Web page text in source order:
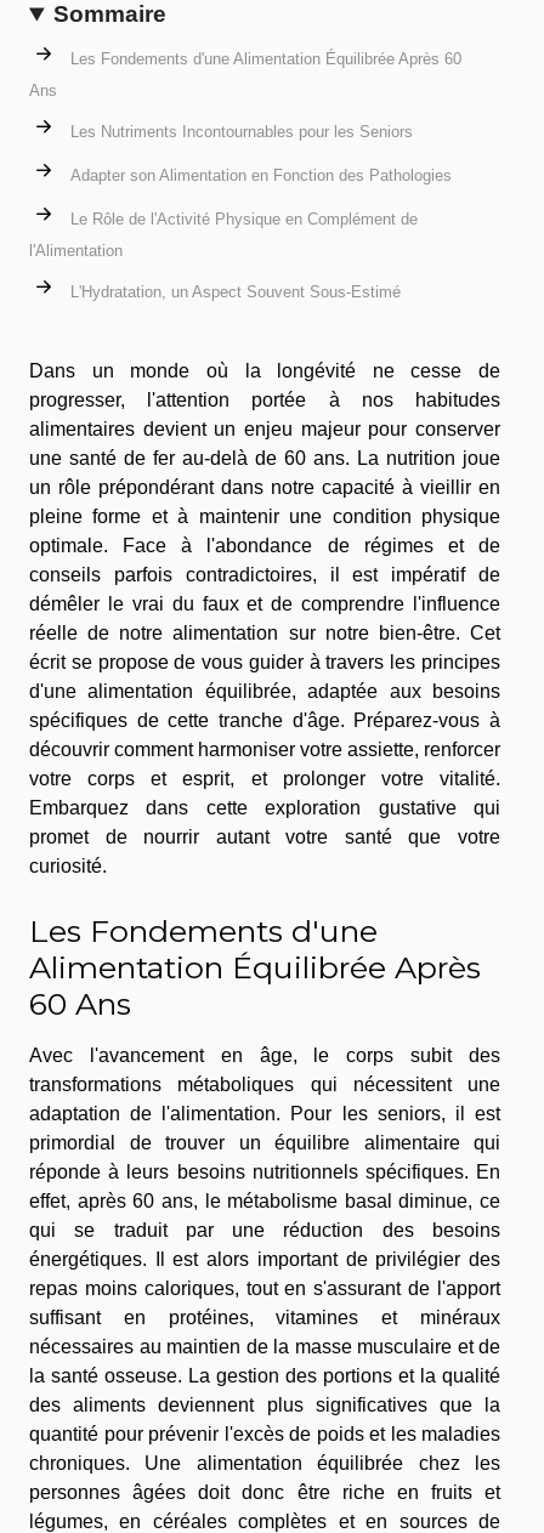
Sommaire
Les Fondements d'une Alimentation Équilibrée Après 60
Ans
Les Nutriments Incontournables pour les Seniors
Adapter son Alimentation en Fonction des Pathologies
Le Rôle de l'Activité Physique en Complément de
l'Alimentation
L'Hydratation, un Aspect Souvent Sous-Estimé
Dans un monde où la longévité ne cesse de
progresser, l'attention portée à nos habitudes
alimentaires devient un enjeu majeur pour conserver
une santé de fer au-delà de 60 ans. La nutrition joue
un rôle prépondérant dans notre capacité à vieillir en
pleine forme et à maintenir une condition physique
optimale. Face à l'abondance de régimes et de
conseils parfois contradictoires, il est impératif de
démêler le vrai du faux et de comprendre l'influence
réelle de notre alimentation sur notre bien-être. Cet
écrit se propose de vous guider à travers les principes
d'une alimentation équilibrée, adaptée aux besoins
spécifiques de cette tranche d'âge. Préparez-vous à
découvrir comment harmoniser votre assiette, renforcer
votre corps et esprit, et prolonger votre vitalité.
Embarquez dans cette exploration gustative qui
promet de nourrir autant votre santé que votre
curiosité.
Les Fondements d'une
Alimentation Équilibrée Après
60 Ans
Avec l'avancement en âge, le corps subit des
transformations métaboliques qui nécessitent une
adaptation de l'alimentation. Pour les seniors, il est
primordial de trouver un équilibre alimentaire qui
réponde à leurs besoins nutritionnels spécifiques. En
effet, après 60 ans, le métabolisme basal diminue, ce
qui se traduit par une réduction des besoins
énergétiques. Il est alors important de privilégier des
repas moins caloriques, tout en s'assurant de l'apport
suffisant en protéines, vitamines et minéraux
nécessaires au maintien de la masse musculaire et de
la santé osseuse. La gestion des portions et la qualité
des aliments deviennent plus significatives que la
quantité pour prévenir l'excès de poids et les maladies
chroniques. Une alimentation équilibrée chez les
personnes âgées doit donc être riche en fruits et
légumes, en céréales complètes et en sources de